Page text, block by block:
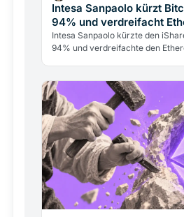
Intesa Sanpaolo kürzt
94% und verdreifacht
Intesa Sanpaolo kürzte den
94% und verdreifachte den